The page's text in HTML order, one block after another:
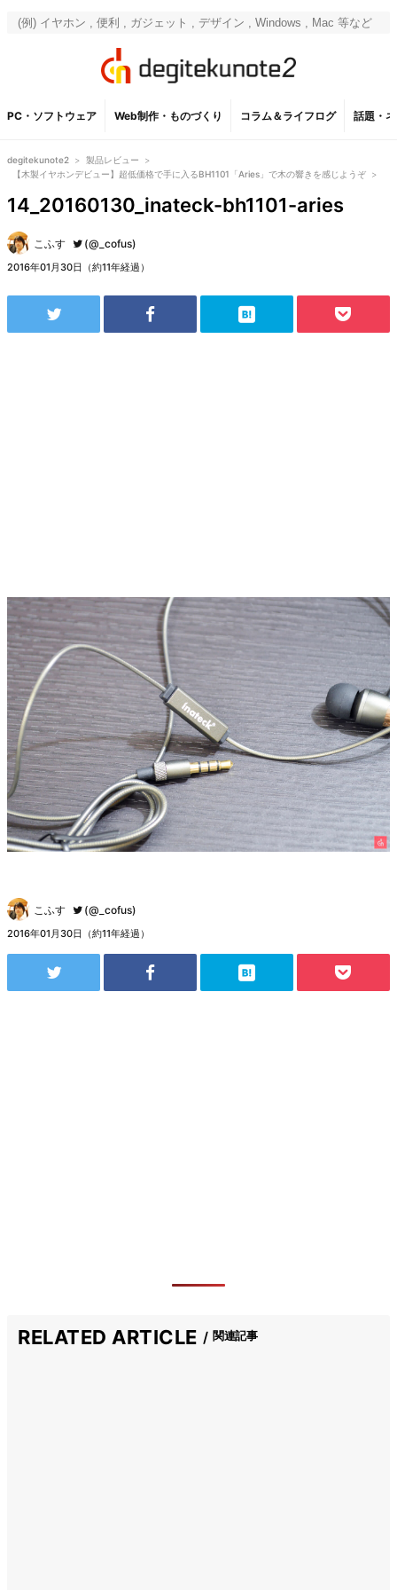
PC・ソフトウェア Web制作・ものづくり コラム＆ライフログ 話題・
degitekunote2 > 製品レビュー
>
【木製イヤホンデビュー】超低価格で手に入るBH1101「Aries」で木の響きを感じようぞ >
14_20160130_inateck-bh1101-aries
こふす (@_cofus)
2016年01月30日（約11年経過）
こふす (@_cofus)
2016年01月30日（約11年経過）
RELATED ARTICLE 関連記事